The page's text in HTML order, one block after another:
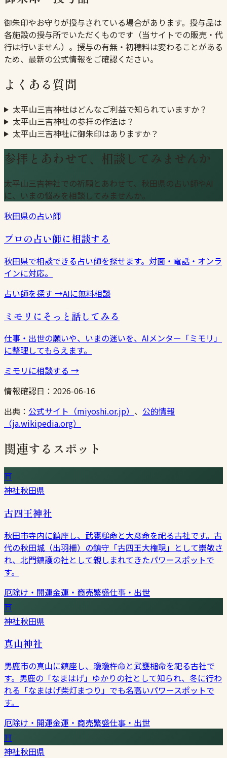
御朱印やお守りが授与されている場合があります。授与品は
各施設の授与所でいただくものです（当サイトでの販売・代
行は行いません）。授与の有無・初穂料は変わることがある
ため、最新の公式情報をご確認ください。
よくある質問
太平山三吉神社はどんなご利益で知られていますか？
太平山三吉神社の参拝の作法は？
太平山三吉神社に御朱印はありますか？
参拝とあわせて、相談してみませんか
太平山三吉神社での祈願とあわせて、秋田県の占い師やAI
に、いまの悩みを相談してみませんか。
秋田県の占い師
プロの占い師に相談する
秋田県で相談できる占い師を探せます。対面・電話・オンラ
インに対応。
占い師を探す →AIに無料相談
ミモリにそっと話してみる
仕事・出世の願いや、いまの迷いを、AIメンター「ミモリ」
に整理してもらえます。
ミモリに相談する →
情報確認日： 2026-06-16
出典： 公式サイト（miyoshi.or.jp） 、 公的情報
（ja.wikipedia.org）
関連するスポット
⛩
神社秋田県
古四王神社
秋田市寺内に鎮座し、武甕槌命と大彦命を祀る古社です。古
代の秋田城（出羽柵）の鎮守「古四王大権現」として崇敬さ
れ、北門鎮護の社として親しまれてきたパワースポットで
す。
厄除け・開運金運・商売繁盛仕事・出世
⛩
神社秋田県
真山神社
男鹿市の真山に鎮座し、瓊瓊杵命と武甕槌命を祀る古社で
す。男鹿の「なまはげ」ゆかりの社として知られ、冬に行わ
れる「なまはげ柴灯まつり」でも名高いパワースポットで
す。
厄除け・開運金運・商売繁盛仕事・出世
⛩
神社秋田県